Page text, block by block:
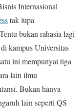
Internasional
tak lupa
bukan rahasia lagi
kampus Universitas
ini mempunyai tiga
lain ilmu
Bukan hanya
lain seperti QS